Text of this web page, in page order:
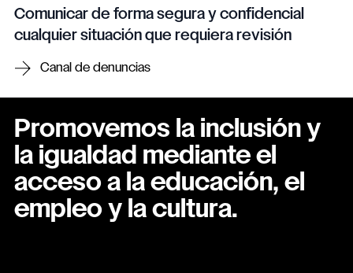
Comunicar de forma segura y confidencial
cualquier situación que requiera revisión
Canal de denuncias
Promovemos la inclusión y
la igualdad mediante el
acceso a la educación, el
empleo y la cultura.